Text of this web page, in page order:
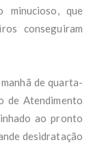
minucioso, que
conseguiram
de quarta-
de Atendimento
ao pronto
desidratação